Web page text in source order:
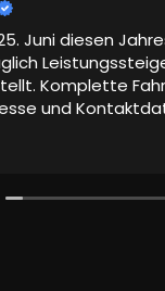
Juni diesen
Komplette
und
Antwort!
hat es tatsächlich